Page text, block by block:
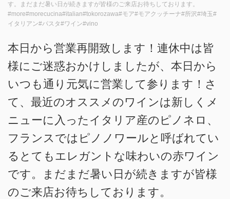
す。まだまだ暑い日が続きますが皆様のご来店お待ちしております。
#more#morecucina#italian#tokorozawa#モア#モアクッチーナ#所沢#埼玉#
イタリアン#パスタ#ワイン#vino
本日から営業再開致します！連休中は皆
様にご迷惑おかけしましたが、本日から
いつも通り元気に営業して参ります！さ
て、最近のオススメのワインは新しくメ
ニューに入ったイタリア産のピノネロ、
フランスではピノノワールと呼ばれてい
るとてもエレガントな味わいの赤ワイン
です。まだまだ暑い日が続きますが皆様
のご来店お待ちしております。